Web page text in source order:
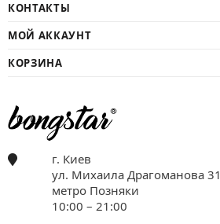
КОНТАКТЫ
МОЙ АККАУНТ
КОРЗИНА
г. Киев
ул. Михаила Драгоманова 31
метро Позняки
10:00 – 21:00